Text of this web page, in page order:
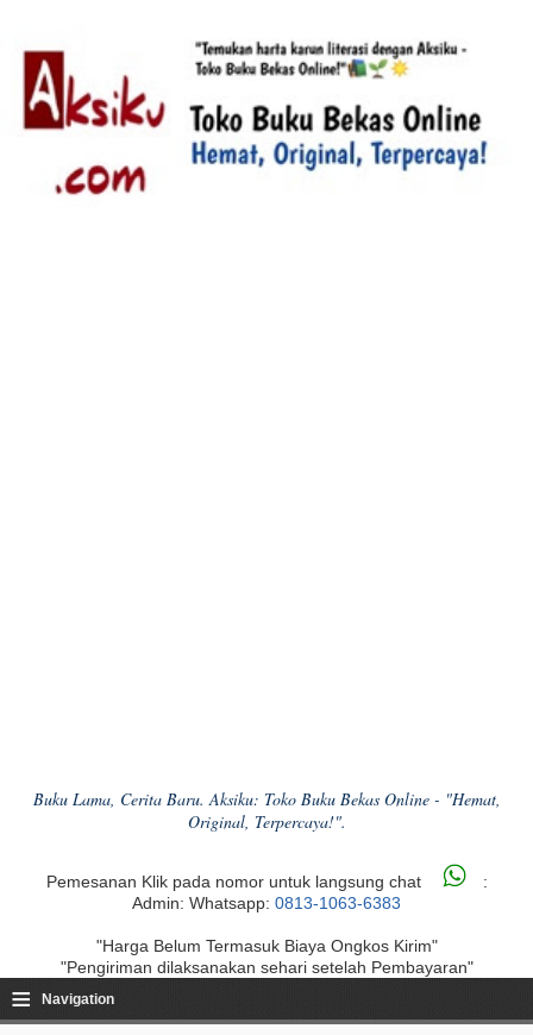
Buku Lama, Cerita Baru. Aksiku: Toko Buku Bekas Online - "Hemat,
Original, Terpercaya!".
Pemesanan Klik pada nomor untuk langsung chat
:
Admin: Whatsapp: 0813-1063-6383
"Harga Belum Termasuk Biaya Ongkos Kirim"
"Pengiriman dilaksanakan sehari setelah Pembayaran"
≡ Navigation